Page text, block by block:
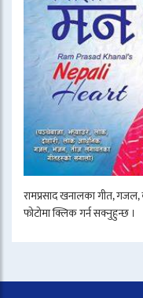
रामप्रसाद खनालका गीत, गजल,
फोटोमा क्लिक गर्न सक्नुहुन्छ ।